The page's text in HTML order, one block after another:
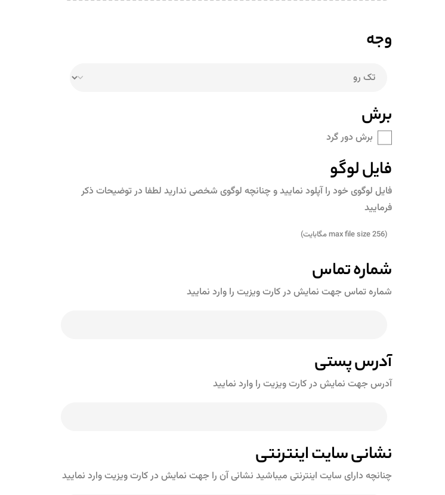
وجه
برش
برش دور گرد
فایل لوگو
فایل لوگوی خود را آپلود نمایید و چنانچه لوگوی شخصی ندارید لطفا در توضیحات ذکر
فرمایید
(max file size 256 مگابایت)
شماره تماس
شماره تماس جهت نمایش در کارت ویزیت را وارد نمایید
آدرس پستی
آدرس جهت نمایش در کارت ویزیت را وارد نمایید
نشانی سایت اینترنتی
چنانچه دارای سایت اینترنتی میباشید نشانی آن را جهت نمایش در کارت ویزیت وارد نمایید